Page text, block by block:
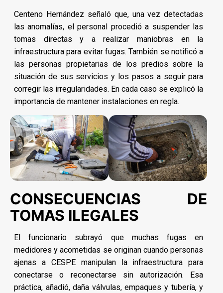
Centeno Hernández señaló que, una vez detectadas
las anomalías, el personal procedió a suspender las
tomas directas y a realizar maniobras en la
infraestructura para evitar fugas. También se notificó a
las personas propietarias de los predios sobre la
situación de sus servicios y los pasos a seguir para
corregir las irregularidades. En cada caso se explicó la
importancia de mantener instalaciones en regla.
CONSECUENCIAS DE
TOMAS ILEGALES
El funcionario subrayó que muchas fugas en
medidores y acometidas se originan cuando personas
ajenas a CESPE manipulan la infraestructura para
conectarse o reconectarse sin autorización. Esa
práctica, añadió, daña válvulas, empaques y tubería, y